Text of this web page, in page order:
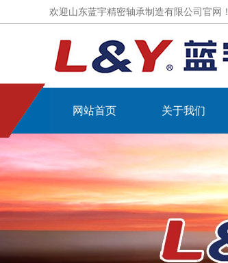
欢迎山东蓝宇精密轴承制造有限公司官网！
网站首页 关于我们